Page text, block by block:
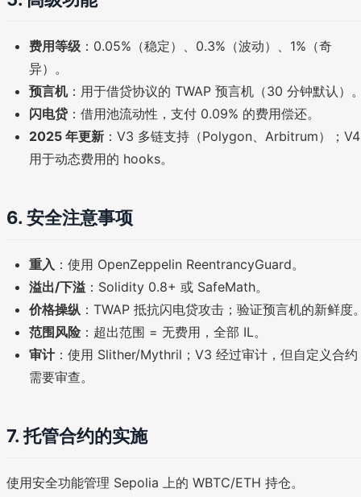
费用等级 ：0.05%（稳定）、0.3%（波动）、1%（奇
异）。
预言机：用于借贷协议的 TWAP 预言机（30 分钟默认）
闪电贷 ：借用池流动性，支付 0.09% 的费用偿还。
2025 年更新 ：V3 多链支持（Polygon、Arbitrum）；V4
用于动态费用的 hooks。
6. 安全注意事项
重入 ：使用 OpenZeppelin ReentrancyGuard。
溢出/下溢 ：Solidity 0.8+ 或 SafeMath。
价格操纵 ：TWAP 抵抗闪电贷攻击；验证预言机的新鲜度
范围风险：超出范围 = 无费用，全部 IL。
审计：使用 Slither/Mythril；V3 经过审计，但自定义合约
需要审查。
7. 托管合约的实施
使用安全功能管理 Sepolia 上的 WBTC/ETH 持仓。